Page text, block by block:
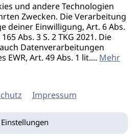
und andere Technologien
Zwecken. Die Verarbeitung
deiner Einwilligung, Art. 6 Abs.
Abs. 3 S. 2 TKG 2021. Die
Datenverarbeitungen
EWR, Art. 49 Abs. 1 lit....Mehr
Impressum
Einstellungen